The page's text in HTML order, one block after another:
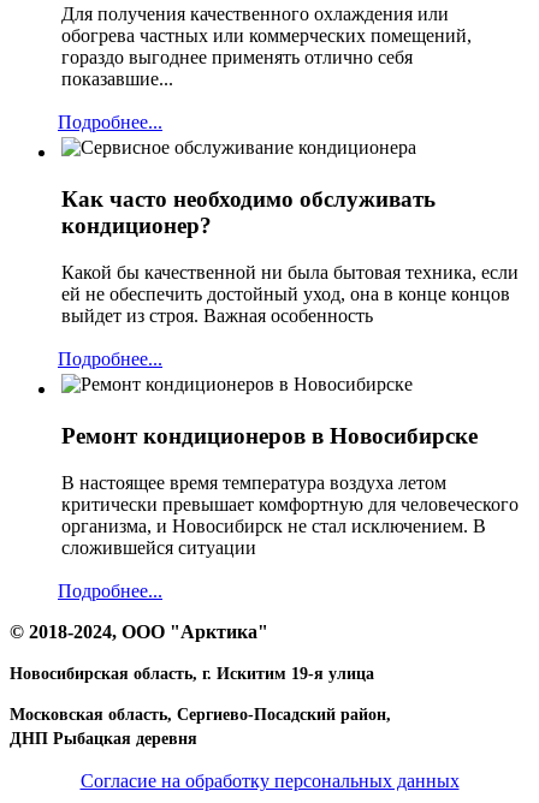
Для получения качественного охлаждения или
обогрева частных или коммерческих помещений,
гораздо выгоднее применять отлично себя
показавшие...
Подробнее...
Как часто необходимо обслуживать
кондиционер?
Какой бы качественной ни была бытовая техника, если
ей не обеспечить достойный уход, она в конце концов
выйдет из строя. Важная особенность
Подробнее...
Ремонт кондиционеров в Новосибирске
В настоящее время температура воздуха летом
критически превышает комфортную для человеческого
организма, и Новосибирск не стал исключением. В
сложившейся ситуации
Подробнее...
© 2018-2024, ООО "Арктика"
Новосибирская область, г. Искитим 19-я улица
Московская область, Сергиево-Посадский район,
ДНП Рыбацкая деревня
Согласие на обработку персональных данных